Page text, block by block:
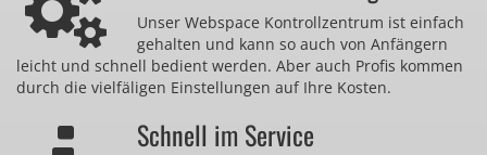
Unser Webspace Kontrollzentrum ist einfach
gehalten und kann so auch von Anfängern
leicht und schnell bedient werden. Aber auch Profis kommen
durch die vielfäligen Einstellungen auf Ihre Kosten.
Schnell im Service